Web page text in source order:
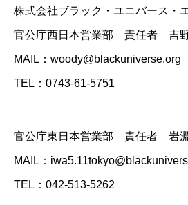
株式会社ブラック・ユニバース・
官公庁西日本営業部 責任者 吉
MAIL：woody@blackuniverse.org
TEL：0743-61-5751
官公庁東日本営業部 責任者 岩
MAIL：
TEL：042-513-5262